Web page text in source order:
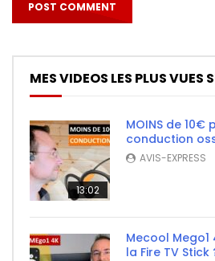
MES VIDEOS LES PLUS VUES
13:02
MOINS de
conduction
AVIS-EXPRESS
Mecool
la Fire TV Stick